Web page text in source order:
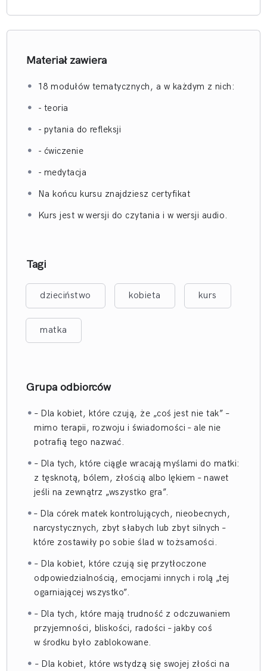
Materiał zawiera
18 modułów tematycznych, a w każdym z nich:
- teoria
- pytania do refleksji
- ćwiczenie
- medytacja
Na końcu kursu znajdziesz certyfikat
Kurs jest w wersji do czytania i w wersji audio.
Tagi
dzieciństwo kobieta kurs
matka
Grupa odbiorców
– Dla kobiet, które czują, że „coś jest nie tak” –
mimo terapii, rozwoju i świadomości – ale nie
potrafią tego nazwać.
– Dla tych, które ciągle wracają myślami do matki:
z tęsknotą, bólem, złością albo lękiem – nawet
jeśli na zewnątrz „wszystko gra”.
– Dla córek matek kontrolujących, nieobecnych,
narcystycznych, zbyt słabych lub zbyt silnych –
które zostawiły po sobie ślad w tożsamości.
– Dla kobiet, które czują się przytłoczone
odpowiedzialnością, emocjami innych i rolą „tej
ogarniającej wszystko”.
– Dla tych, które mają trudność z odczuwaniem
przyjemności, bliskości, radości – jakby coś
w środku było zablokowane.
– Dla kobiet, które wstydzą się swojej złości na